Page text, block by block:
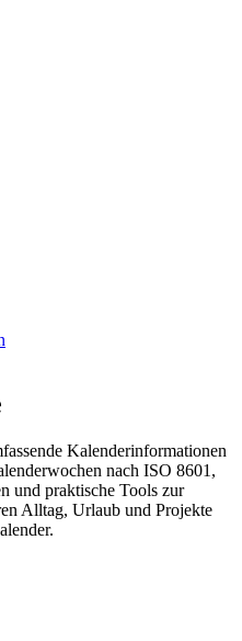
Kalenderinformationen
nach ISO 8601,
und praktische Tools zur
Alltag, Urlaub und Projekte